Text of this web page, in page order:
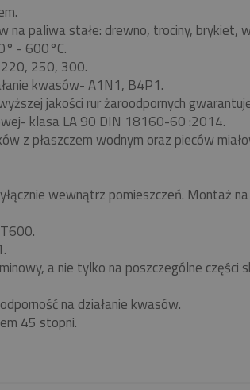
na paliwa stałe: drewno, trociny, brykiet,
- 600°C.
250, 300.
kwasów- A1N1, B4P1.
jakości rur żaroodpornych
klasa LA 90 DIN 18160-60 :2014.
z płaszczem wodnym oraz pieców
wewnątrz pomieszczeń. Montaż
a nie tylko na poszczególne części
na działanie kwasów.
45 stopni.